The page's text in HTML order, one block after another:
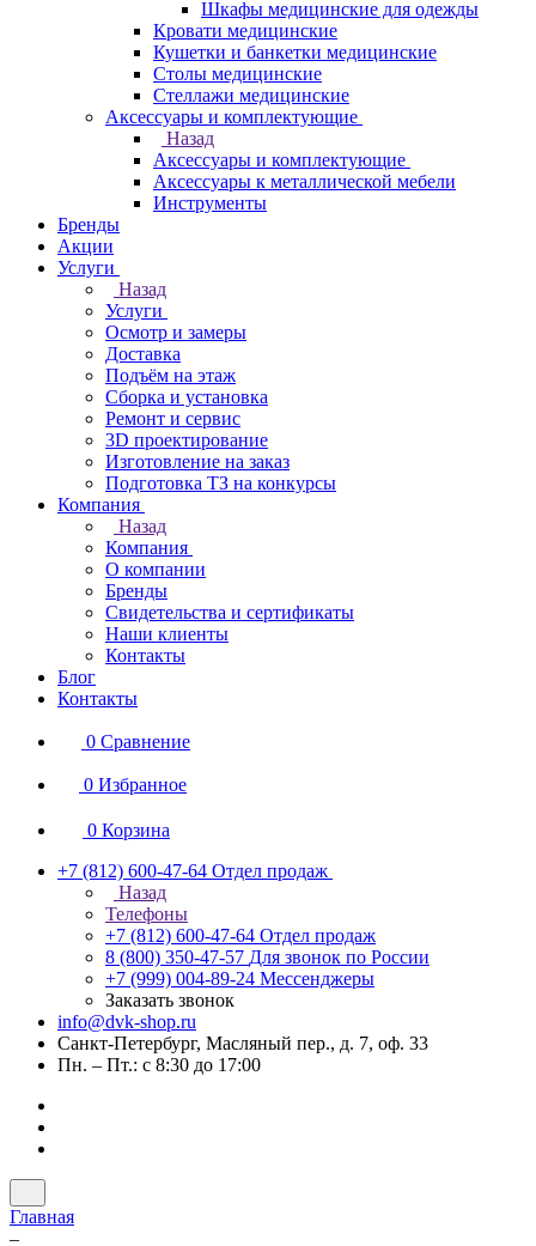
Шкафы медицинские для одежды
Кровати медицинские
Кушетки и банкетки медицинские
Столы медицинские
Стеллажи медицинские
Аксессуары и комплектующие
Назад
Аксессуары и комплектующие
Аксессуары к металлической мебели
Инструменты
Бренды
Акции
Услуги
Назад
Услуги
Осмотр и замеры
Доставка
Подъём на этаж
Сборка и установка
Ремонт и сервис
3D проектирование
Изготовление на заказ
Подготовка ТЗ на конкурсы
Компания
Назад
Компания
О компании
Бренды
Свидетельства и сертификаты
Наши клиенты
Контакты
Блог
Контакты
0 Сравнение
0 Избранное
0 Корзина
+7 (812) 600-47-64 Отдел продаж
Назад
Телефоны
+7 (812) 600-47-64 Отдел продаж
8 (800) 350-47-57 Для звонок по России
+7 (999) 004-89-24 Мессенджеры
Заказать звонок
info@dvk-shop.ru
Санкт-Петербург, Масляный пер., д. 7, оф. 33
Пн. – Пт.: с 8:30 до 17:00
Главная
–